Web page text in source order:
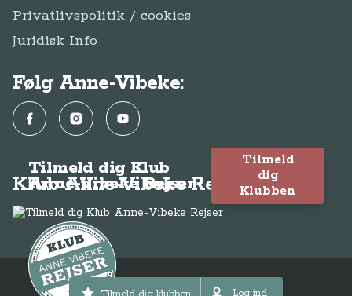
Tilmeld dig klubben Log ind
Privatlivspolitik / cookies
Juridisk Info
Følg Anne-Vibeke:
FacebookInstagramYouTube
Klub Anne-Vibeke Rejser
Tilmeld dig Klub
Anne-Vibeke Rejser
Tilmeld
dig
Klubben
© Anne-Vibeke Rejser 2026